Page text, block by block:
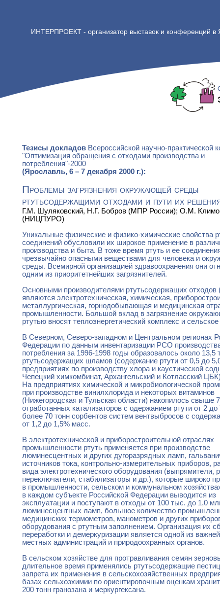
ИНТЕРПРОЕКТ - организатор выставок и конференций в
Тезисы докладов Всероссийской научно-практической
"Оптимизация обращения с отходами производства и
потребления"-2000
(Ярославль, 6 – 7 декабря 2000 г.):
Проблемы загрязнения окружающей среды
ртутьсодержащими отходами и пути их
Г.М. Шуляковский, Н.Г. Бобров (МПР России); О.М.
(НИЦПУРО)
Уникальные физические и физико-химические свойства
соединений обусловили их широкое применение в
производства и быта. В тоже время ртуть и ее
чрезвычайно опасными веществами для человека и
среды. Всемирной организацией здравоохранения они
одним из приоритетнейших загрязнителей.
Основными производителями ртутьсодержащих
являются электротехническая, химическая,
металлургическая, горнодобывающая и медицинская
промышленности. Большой вклад в загрязнение
ртутью вносят теплоэнергетический комплекс и
В Северном, Северо-западном и Центральном регионах
Федерации по данным инвентаризации РСО
потребления за 1996-1998 годы образовалось около 13,5
ртутьсодержащих шламов (содержание ртути от 0,5 до
предприятиях по производству хлора и каустической
Чепецкий химкомбинат, Архангельский и Котласский
На предприятиях химической и микробиологической
при производстве винилхлорида и некоторых витаминов
(Нижегородская и Тульская области) накопилось свыше
отработанных катализаторов с одержанием ртути от 2
более 70 тонн сорбентов систем вентвыбросов с
от 1,2 до 1,5% масс.
В электротехнической и приборостроительной отраслях
промышленности ртуть применяется при производстве
люминесцентных и других дугоразрядных ламп,
источников тока, контрольно-измерительных приборов,
вида электротехнического оборудования (выпрямители,
переключатели, стабилизаторы и др.), которые широко
в промышленности, сельском и коммунальном
в каждом субъекте Российской Федерации выводится из
эксплуатации и поступают в отходы от 100 тыс. до 1,0
люминесцентных ламп, большое количество
медицинских термометров, манометров и других
оборудования с ртутным заполнением. Организация их
переработки и демеркуризации является одной из
местных администраций и природоохранных органов.
В сельском хозяйстве для протравливания семян
длительное время применялись ртутьсодержащие
запрета их применения в сельскохозяйственных
базах сельхозхимии по ориентировочным оценкам
200 тонн гранозана и меркургексана.